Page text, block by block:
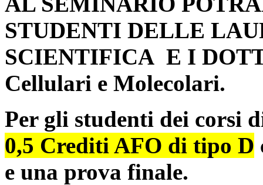
STUDENTI DELLE
SCIENTIFICA E I
Cellulari e Molecolari.
Per gli studenti dei corsi
0,5 Crediti AFO di tipo D
e una prova finale.